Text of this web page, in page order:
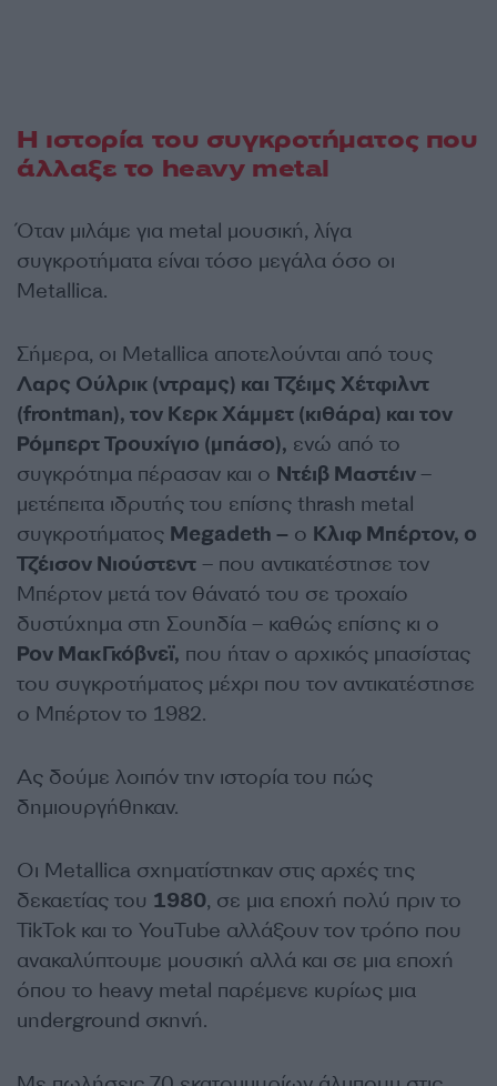
Η ιστορία του συγκροτήματος που
άλλαξε το heavy metal
Όταν μιλάμε για metal μουσική, λίγα
συγκροτήματα είναι τόσο μεγάλα όσο οι
Metallica.
Σήμερα, οι Metallica αποτελούνται από τους
Λαρς Ούλρικ (ντραμς) και Τζέιμς Χέτφιλντ
(frontman), τον Κερκ Χάμμετ (κιθάρα) και τον
Ρόμπερτ Τρουχίγιο (μπάσο), ενώ από το
συγκρότημα πέρασαν και ο Ντέιβ Μαστέιν–
μετέπειτα ιδρυτής του επίσης thrash metal
συγκροτήματος Megadeth – ο Κλιφ Μπέρτον, ο
Τζέισον Νιούστεντ – που αντικατέστησε τον
Μπέρτον μετά τον θάνατό του σε τροχαίο
δυστύχημα στη Σουηδία – καθώς επίσης κι ο
Ρον ΜακΓκόβνεϊ, που ήταν ο αρχικός μπασίστας
του συγκροτήματος μέχρι που τον αντικατέστησε
ο Μπέρτον το 1982.
Ας δούμε λοιπόν την ιστορία του πώς
δημιουργήθηκαν.
Οι Metallica σχηματίστηκαν στις αρχές της
δεκαετίας του 1980, σε μια εποχή πολύ πριν το
TikTok και το YouTube αλλάξουν τον τρόπο που
ανακαλύπτουμε μουσική αλλά και σε μια εποχή
όπου το heavy metal παρέμενε κυρίως μια
underground σκηνή.